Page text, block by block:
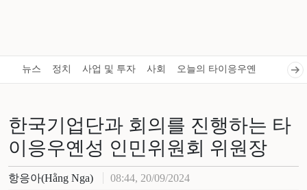
뉴스 정치 사업 및 투자 사회 오늘의 타이응우옌
한국기업단과 회의를 진행하는 타
이응우옌성 인민위원회 위원장
항응아(Hằng Nga) 08:44, 20/09/2024